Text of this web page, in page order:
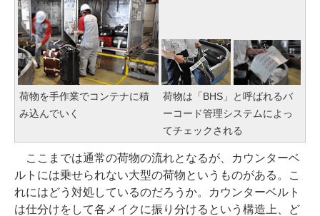
荷物を手作業でコンテナに積
み込んでいく
荷物は「BHS」と呼ばれるバ
ーコード管理システムによっ
てチェックされる
ここまでは通常の荷物の流れとなるが、カウンターベ
ルトには乗せられない大型の荷物というものがある。こ
れにはどう対処しているのだろうか。カウンターベルト
は仕分けをして各メイクに振り分けるという構造上、ど